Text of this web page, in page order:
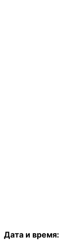
Дата и время: